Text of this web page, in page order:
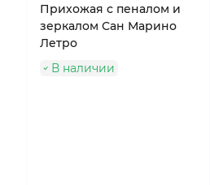
Прихожая с пеналом и
зеркалом Сан Марино
Летро
В наличии